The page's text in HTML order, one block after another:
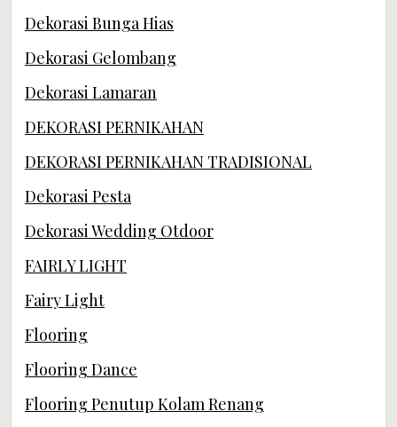
Dekorasi Bunga Hias
Dekorasi Gelombang
Dekorasi Lamaran
DEKORASI PERNIKAHAN
DEKORASI PERNIKAHAN TRADISIONAL
Dekorasi Pesta
Dekorasi Wedding Otdoor
FAIRLY LIGHT
Fairy Light
Flooring
Flooring Dance
Flooring Penutup Kolam Renang